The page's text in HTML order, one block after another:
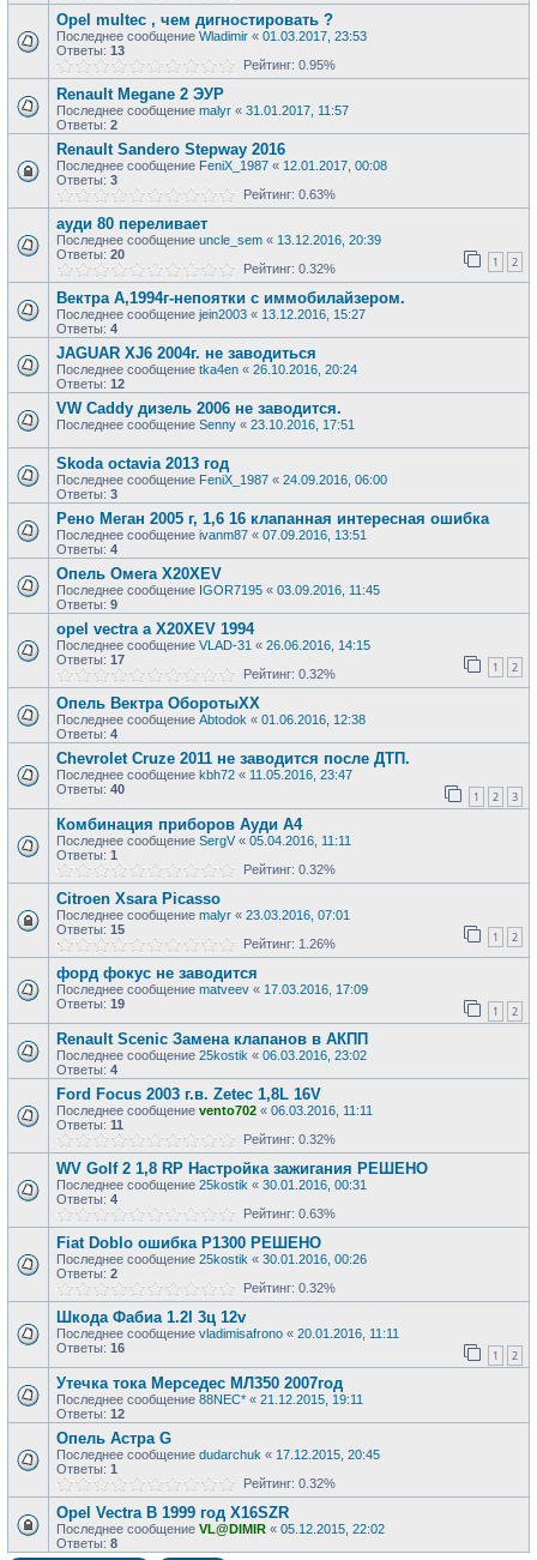
Opel multec , чем дигностировать ?
Последнее сообщение Wladimir « 01.03.2017, 23:53
Ответы: 13
Рейтинг: 0.95%
Renault Megane 2 ЭУР
Последнее сообщение malyr « 31.01.2017, 11:57
Ответы: 2
Renault Sandero Stepway 2016
Последнее сообщение FeniX_1987 « 12.01.2017, 00:08
Ответы: 3
Рейтинг: 0.63%
ауди 80 переливает
Последнее сообщение uncle_sem « 13.12.2016, 20:39
Ответы: 20 1 2
Рейтинг: 0.32%
Вектра А,1994г-непоятки с иммобилайзером.
Последнее сообщение jein2003 « 13.12.2016, 15:27
Ответы: 4
JAGUAR XJ6 2004г. не заводиться
Последнее сообщение tka4en « 26.10.2016, 20:24
Ответы: 12
VW Caddy дизель 2006 не заводится.
Последнее сообщение Senny « 23.10.2016, 17:51
Skoda octavia 2013 год
Последнее сообщение FeniX_1987 « 24.09.2016, 06:00
Ответы: 3
Рено Меган 2005 г, 1,6 16 клапанная интересная ошибка
Последнее сообщение ivanm87 « 07.09.2016, 13:51
Ответы: 4
Опель Омега X20XEV
Последнее сообщение IGOR7195 « 03.09.2016, 11:45
Ответы: 9
opel vectra a X20XEV 1994
Последнее сообщение VLAD-31 « 26.06.2016, 14:15
Ответы: 17 1 2
Рейтинг: 0.32%
Опель Вектра ОборотыХХ
Последнее сообщение Abtodok « 01.06.2016, 12:38
Ответы: 4
Chevrolet Cruze 2011 не заводится после ДТП.
Последнее сообщение kbh72 « 11.05.2016, 23:47
Ответы: 40 1 2 3
Комбинация приборов Ауди А4
Последнее сообщение SergV« 05.04.2016, 11:11
Ответы: 1
Рейтинг: 0.32%
Citroen Xsara Picasso
Последнее сообщение malyr « 23.03.2016, 07:01
Ответы: 15 1 2
Рейтинг: 1.26%
форд фокус не заводится
Последнее сообщение matveev « 17.03.2016, 17:09
Ответы: 19 1 2
Renault Scenic Замена клапанов в АКПП
Последнее сообщение 25kostik « 06.03.2016, 23:02
Ответы: 4
Ford Focus 2003 г.в. Zetec 1,8L 16V
Последнее сообщение vento702 « 06.03.2016, 11:11
Ответы: 11
Рейтинг: 0.32%
WV Golf 2 1,8 RP Настройка зажигания РЕШЕНО
Последнее сообщение 25kostik « 30.01.2016, 00:31
Ответы: 4
Рейтинг: 0.63%
Fiat Doblo ошибка P1300 РЕШЕНО
Последнее сообщение 25kostik « 30.01.2016, 00:26
Ответы: 2
Рейтинг: 0.32%
Шкода Фабиа 1.2l 3ц 12v
Последнее сообщение vladimisafrono « 20.01.2016, 11:11
Ответы: 16 1 2
Утечка тока Мерседес МЛ350 2007год
Последнее сообщение 88NEC* « 21.12.2015, 19:11
Ответы: 12
Опель Астра G
Последнее сообщение dudarchuk « 17.12.2015, 20:45
Ответы: 1
Рейтинг: 0.32%
Opel Vectra B 1999 год X16SZR
Последнее сообщение VL@DIMIR « 05.12.2015, 22:02
Ответы: 8